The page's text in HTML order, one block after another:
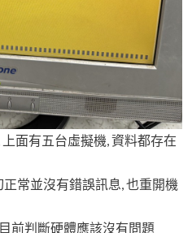
面有五台虛擬機, 資料都存在
常並沒有錯誤訊息, 也重開機
前判斷硬體應該沒有問題